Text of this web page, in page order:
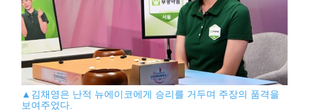
▲김채영은 난적 뉴에이코에게 승리를 거두며 주장의 품격을
보여주었다.